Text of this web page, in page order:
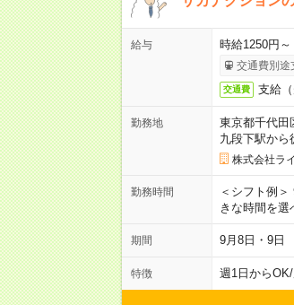
給与 時給1250円～
交通費別途
交通費 支給（
勤務地
東京都千代田
九段下駅から
株式会社ラ
勤務時間
＜シフト例
きな時間を
期間 9月8日・9日
特徴 週1日からOK/